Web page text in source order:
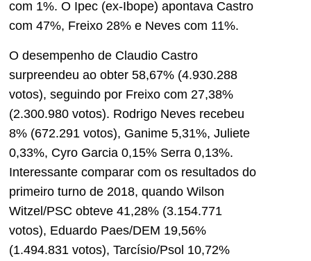
com 1%. O Ipec (ex-Ibope) apontava Castro
com 47%, Freixo 28% e Neves com 11%.
O desempenho de Claudio Castro
surpreendeu ao obter 58,67% (4.930.288
votos), seguindo por Freixo com 27,38%
(2.300.980 votos). Rodrigo Neves recebeu
8% (672.291 votos), Ganime 5,31%, Juliete
0,33%, Cyro Garcia 0,15% Serra 0,13%.
Interessante comparar com os resultados do
primeiro turno de 2018, quando Wilson
Witzel/PSC obteve 41,28% (3.154.771
votos), Eduardo Paes/DEM 19,56%
(1.494.831 votos), Tarcísio/Psol 10,72%